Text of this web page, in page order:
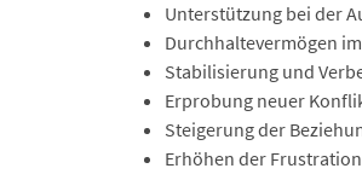
Unterstützung bei der
Durchhaltevermögen
Stabilisierung und
Erprobung neuer
Steigerung der
Erhöhen der